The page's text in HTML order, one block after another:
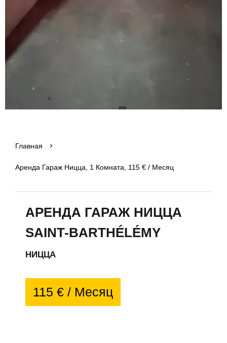
Главная
Аренда Гараж Ницца, 1 Комната, 115 € / Месяц
АРЕНДА ГАРАЖ НИЦЦА
SAINT-BARTHÉLÉMY
НИЦЦА
115 € / Месяц